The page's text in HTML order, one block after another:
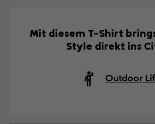
Mit diesem T-Shirt
Style direkt ins
Outdoor